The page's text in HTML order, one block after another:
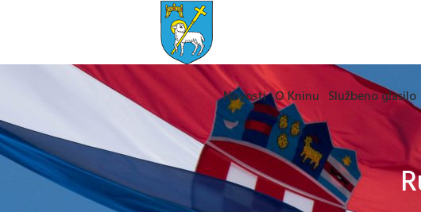
Novosti O Kninu Službeno glasilo